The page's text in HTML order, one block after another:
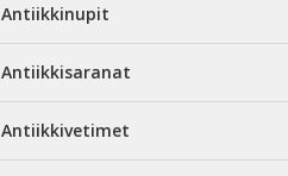
Antiikkinupit
Antiikkisaranat
Antiikkivetimet